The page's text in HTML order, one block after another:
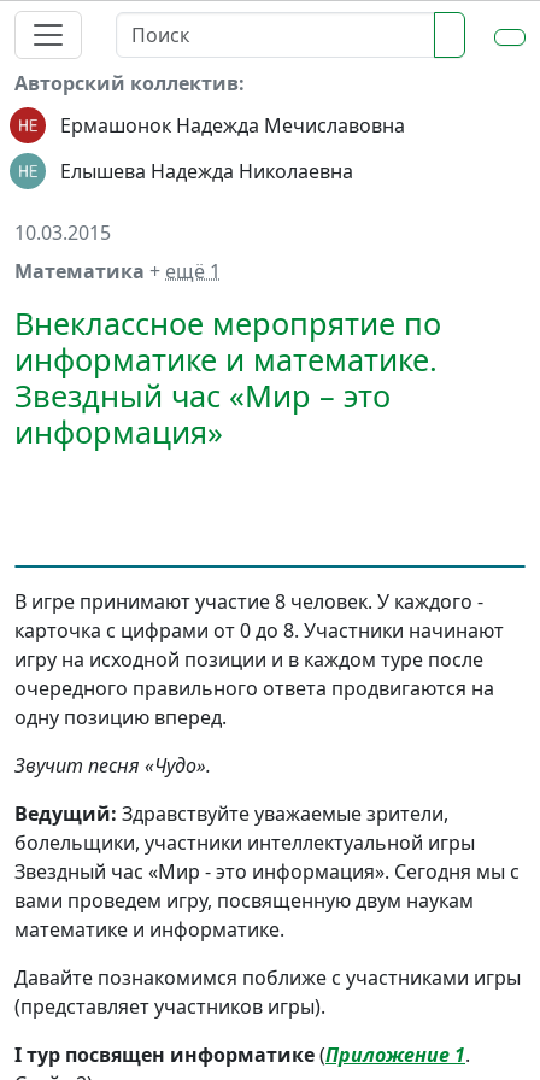
Авторский коллектив:
Ермашонок Надежда Мечиславовна
Елышева Надежда Николаевна
10.03.2015
Математика + ещё 1
Внеклассное меропрятие по
информатике и математике.
Звездный час «Мир – это
информация»
В игре принимают участие 8 человек. У каждого -
карточка с цифрами от 0 до 8. Участники начинают
игру на исходной позиции и в каждом туре после
очередного правильного ответа продвигаются на
одну позицию вперед.
Звучит песня «Чудо».
Ведущий: Здравствуйте уважаемые зрители,
болельщики, участники интеллектуальной игры
Звездный час «Мир - это информация». Сегодня мы с
вами проведем игру, посвященную двум наукам
математике и информатике.
Давайте познакомимся поближе с участниками игры
(представляет участников игры).
I тур посвящен информатике(Приложение 1.